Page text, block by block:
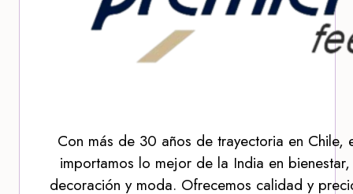
Con más de 30 años de trayectoria en Chile,
importamos lo mejor de la India en
decoración y moda. Ofrecemos calidad y